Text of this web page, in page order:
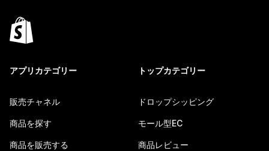
アプリカテゴリー
販売チャネル
商品を探す
商品を販売する
トップカテゴリー
ドロップシッピング
モール型EC
商品レビュー